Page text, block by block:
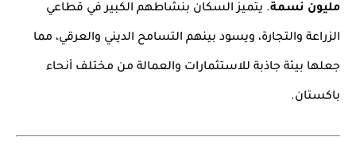
مليون نسمة. يتميز السكان بنشاطهم الكبير في قطاعي
الزراعة والتجارة، ويسود بينهم التسامح الديني والعرقي، مما
جعلها بيئة جاذبة للاستثمارات والعمالة من مختلف أنحاء
باكستان.